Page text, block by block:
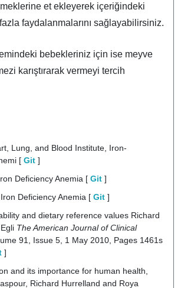
et ekleyerek içeriğindeki
faydalanmalarını sağlayabilirsiniz.
bebekleriniz için ise meyve
karıştırarak vermeyi tercih
Lung, and Blood Institute, Iron-
[ Git ]
Deficiency Anemia [ Git ]
Deficiency Anemia [ Git ]
and dietary reference values Richard
The American Journal of Clinical
91, Issue 5, 1 May 2010, Pages 1461s
]
and its importance for human health,
Richard Hurrelland and Roya